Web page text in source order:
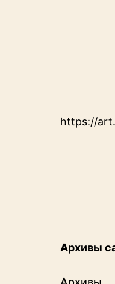
https://
Архивы